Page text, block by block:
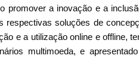
promover a inovação e a
respectivas soluções de
e a utilização online e offline,
multimoeda, e